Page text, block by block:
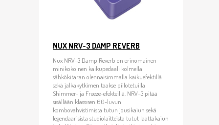
NUX NRV-3 DAMP REVERB
Nux NRV-3 Damp Reverb on erinomainen
minikokoinen kaikupedaali kolmella
sähkökitaran olennaisimmalla kaikuefektillä
sekä jalkakytkimen taakse piilotetuilla
Shimmer- ja Freeze-efekteillä. NRV-3 pitää
sisällään klassisen 60-luvun
kombovahvistimista tutun jousikaiun sekä
legendaarisista studiolaitteista tutut laattakaiun